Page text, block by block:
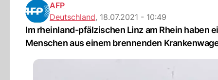
AFP
Deutschland, 18.07.2021 - 10:49
Im rheinland-pfälzischen Linz am Rhein haben
Menschen aus einem brennenden